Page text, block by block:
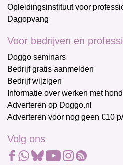
Opleidingsinstituut voor
Dagopvang
Voor bedrijven en
Doggo seminars
Bedrijf gratis aanmelden
Bedrijf wijzigen
Informatie over werken met
Adverteren op Doggo.nl
Adverteren voor nog geen €10
Volg ons